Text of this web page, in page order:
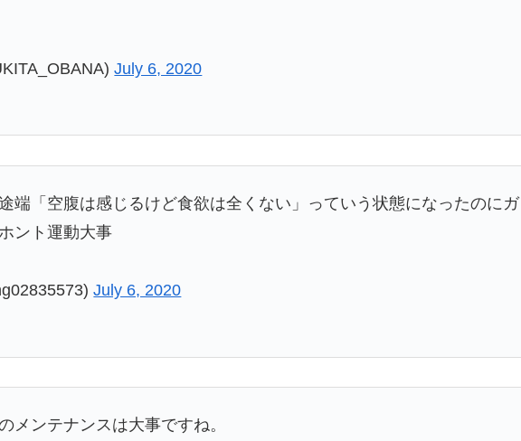
July 6, 2020
端「空腹は感じるけど食欲は全くない」っていう状態になったのにガ
ント運動大事
July 6, 2020
メンテナンスは大事ですね。